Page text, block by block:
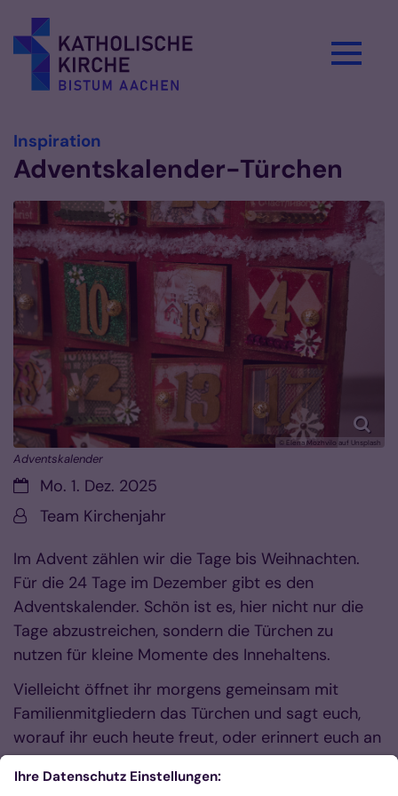
Inspiration
Adventskalender-Türchen
© Elena Mozhvilo auf Unsplash
Adventskalender
Datum:Mo. 1. Dez. 2025
Von:Team Kirchenjahr
Im Advent zählen wir die Tage bis Weihnachten.
Für die 24 Tage im Dezember gibt es den
Adventskalender. Schön ist es, hier nicht nur die
Tage abzustreichen, sondern die Türchen zu
nutzen für kleine Momente des Innehaltens.
Vielleicht öffnet ihr morgens gemeinsam mit
Familienmitgliedern das Türchen und sagt euch,
worauf ihr euch heute freut, oder erinnert euch an
etwas Schönes, das ihr schon erlebt habt. So wird
jeder Tag mit den guten Dingen gefüllt.